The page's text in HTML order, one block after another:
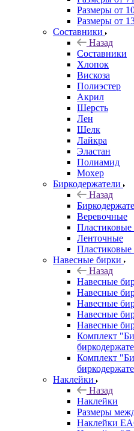
Размеры от
Размеры от
Составники
Назад
Составники
Хлопок
Вискоза
Полиэстер
Акрил
Шерсть
Лен
Шелк
Лайкра
Эластан
Полиамид
Мохер
Биркодержатели
Назад
Веревочные
Ленточные
Пластиковые
Навесные бирки
Назад
Навесные
Навесные
Навесные
Навесные
Навесные
Комплект
Комплект
Наклейки
Назад
Наклейки
Размеры
Наклейки